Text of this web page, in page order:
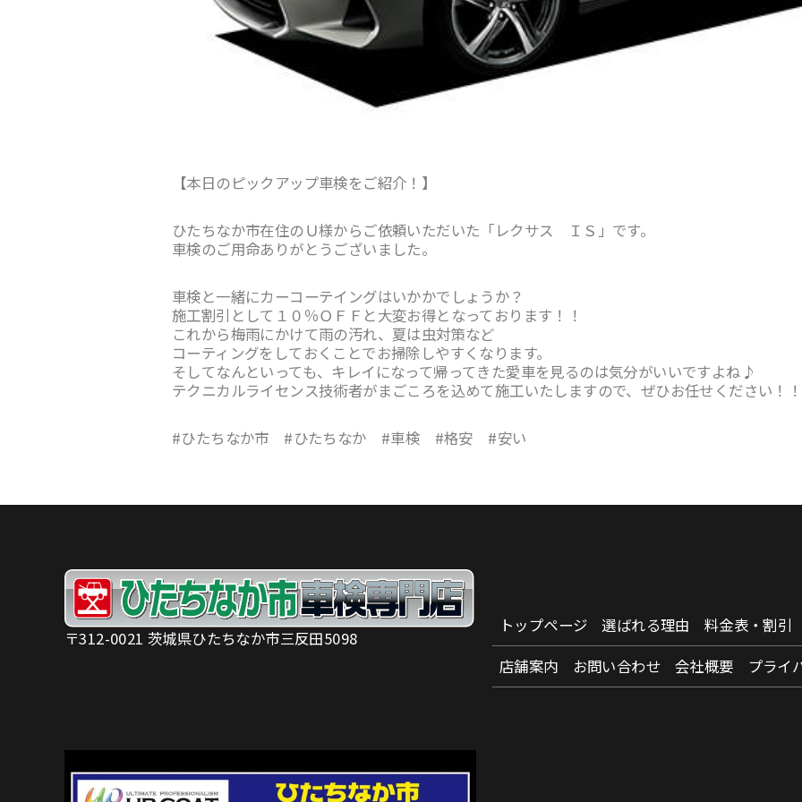
【本日のピックアップ車検をご紹介！】
ひたちなか市在住のＵ様からご依頼いただいた「レクサス ＩＳ」です。
車検のご用命ありがとうございました。
車検と一緒にカーコーテイングはいかかでしょうか？
施工割引として１０％ＯＦＦと大変お得となっております！！
これから梅雨にかけて雨の汚れ、夏は虫対策など
コーティングをしておくことでお掃除しやすくなります。
そしてなんといっても、キレイになって帰ってきた愛車を見るのは気分がいいですよね♪
テクニカルライセンス技術者がまごころを込めて施工いたしますので、ぜひお任せください！！
#ひたちなか市 #ひたちなか #車検 #格安 #安い
〒312-0021 茨城県ひたちなか市三反田5098
トップページ 選ばれる理由
料金表・割引
店舗案内
お問い合わせ 会社概要 プライ